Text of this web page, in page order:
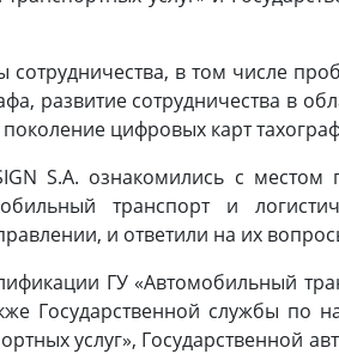
в том числе
развитие сотрудничества в
цифровых карт
S.A. ознакомились с местом
транспорт и
и ответили на их
ГУ «Автомобильный
Государственной службы по
услуг», Государственной